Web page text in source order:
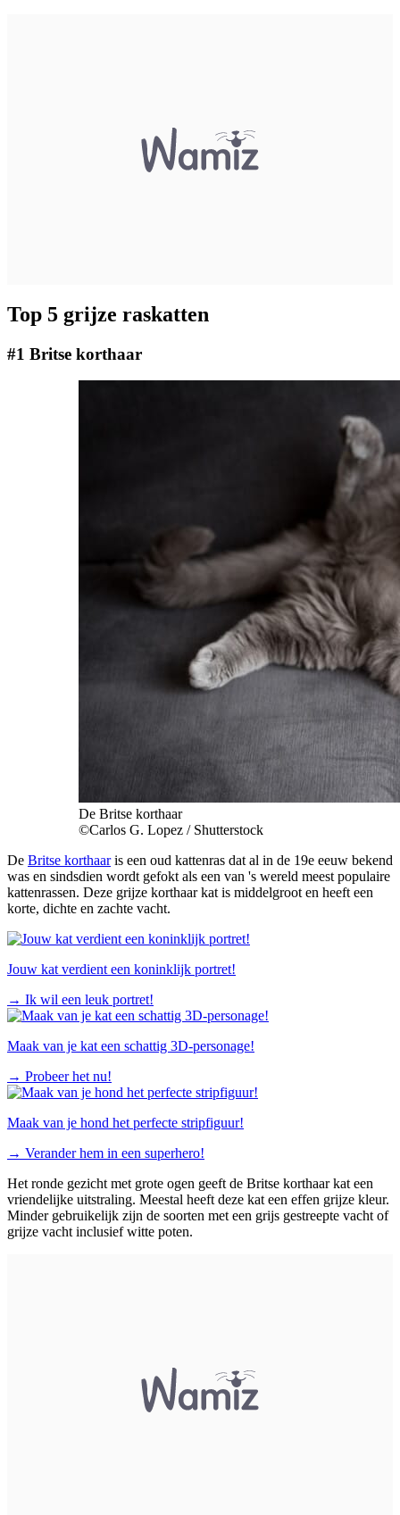
Top 5 grijze raskatten
#1 Britse korthaar​
De Britse korthaar
©Carlos G. Lopez / Shutterstock
De Britse korthaaris een oud kattenras dat al in de 19e eeuw bekend
was en sindsdien wordt gefokt als een van 's wereld meest populaire
kattenrassen. Deze grijze korthaar kat is middelgroot en heeft een
korte, dichte en zachte vacht.
Jouw kat verdient een koninklijk portret!
→ Ik wil een leuk portret!
Maak van je kat een schattig 3D-personage!
→ Probeer het nu!
Maak van je hond het perfecte stripfiguur!
→ Verander hem in een superhero!
Het ronde gezicht met grote ogen geeft de Britse korthaar kat een
vriendelijke uitstraling. Meestal heeft deze kat een effen grijze kleur.
Minder gebruikelijk zijn de soorten met een grijs gestreepte vacht of
grijze vacht inclusief witte poten.